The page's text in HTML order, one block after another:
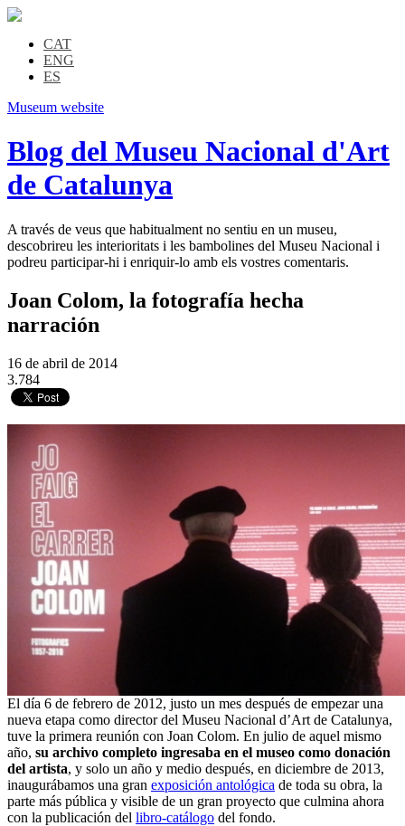
CAT
ENG
ES
Museum website
Blog del Museu Nacional d'Art
de Catalunya
A través de veus que habitualment no sentiu en un museu,
descobrireu les interioritats i les bambolines del Museu Nacional i
podreu participar-hi i enriquir-lo amb els vostres comentaris.
Joan Colom, la fotografía hecha
narración
16 de abril de 2014
3.784
El día 6 de febrero de 2012, justo un mes después de empezar una
nueva etapa como director del Museu Nacional d’Art de Catalunya,
tuve la primera reunión con Joan Colom. En julio de aquel mismo
año, su archivo completo ingresaba en el museo como donación
del artista, y solo un año y medio después, en diciembre de 2013,
inaugurábamos una gran exposición antológica de toda su obra, la
parte más pública y visible de un gran proyecto que culmina ahora
con la publicación del libro-catálogo del fondo.